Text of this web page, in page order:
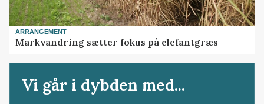
ARRANGEMENT
Markvandring sætter fokus på elefantgræs
Vi går i dybden med...